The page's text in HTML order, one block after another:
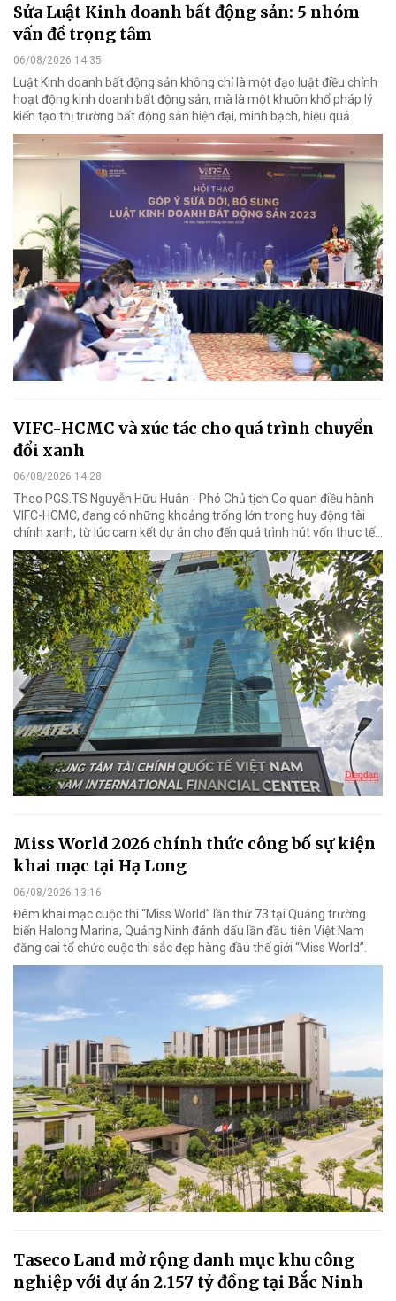
Sửa Luật Kinh doanh bất động sản: 5 nhóm
vấn đề trọng tâm
06/08/2026 14:35
Luật Kinh doanh bất động sản không chỉ là một đạo luật điều chỉnh
hoạt động kinh doanh bất động sản, mà là một khuôn khổ pháp lý
kiến tạo thị trường bất động sản hiện đại, minh bạch, hiệu quả.
VIFC-HCMC và xúc tác cho quá trình chuyển
đổi xanh
06/08/2026 14:28
Theo PGS.TS Nguyễn Hữu Huân - Phó Chủ tịch Cơ quan điều hành
VIFC-HCMC, đang có những khoảng trống lớn trong huy động tài
chính xanh, từ lúc cam kết dự án cho đến quá trình hút vốn thực tế...
Miss World 2026 chính thức công bố sự kiện
khai mạc tại Hạ Long
06/08/2026 13:16
Đêm khai mạc cuộc thi “Miss World” lần thứ 73 tại Quảng trường
biển Halong Marina, Quảng Ninh đánh dấu lần đầu tiên Việt Nam
đăng cai tổ chức cuộc thi sắc đẹp hàng đầu thế giới “Miss World”.
Taseco Land mở rộng danh mục khu công
nghiệp với dự án 2.157 tỷ đồng tại Bắc Ninh